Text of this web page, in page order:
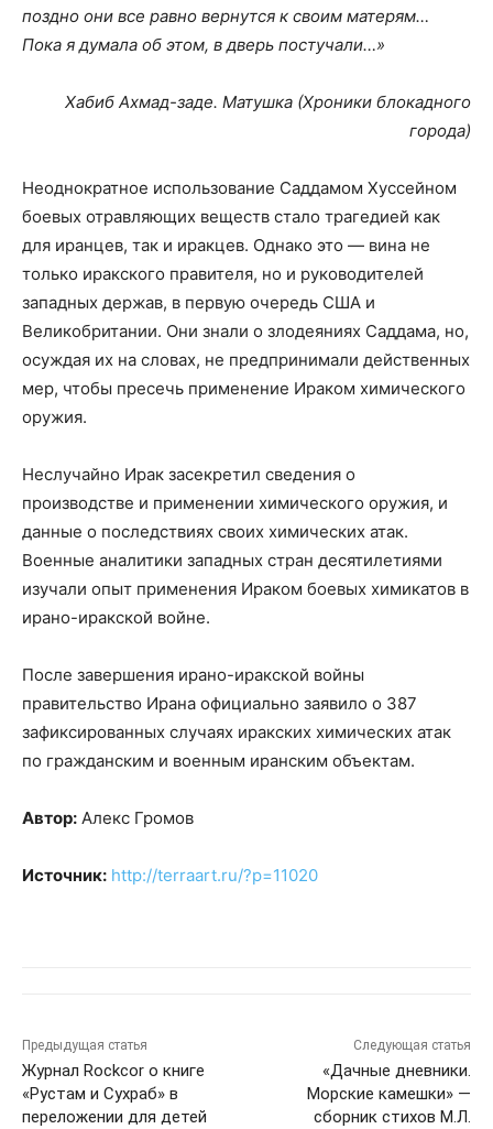
поздно они все равно вернутся к своим матерям…
Пока я думала об этом, в дверь постучали…»
Хабиб Ахмад-заде. Матушка (Хроники блокадного
города)
Неоднократное использование Саддамом Хуссейном
боевых отравляющих веществ стало трагедией как
для иранцев, так и иракцев. Однако это — вина не
только иракского правителя, но и руководителей
западных держав, в первую очередь США и
Великобритании. Они знали о злодеяниях Саддама, но,
осуждая их на словах, не предпринимали действенных
мер, чтобы пресечь применение Ираком химического
оружия.
Неслучайно Ирак засекретил сведения о
производстве и применении химического оружия, и
данные о последствиях своих химических атак.
Военные аналитики западных стран десятилетиями
изучали опыт применения Ираком боевых химикатов в
ирано-иракской войне.
После завершения ирано-иракской войны
правительство Ирана официально заявило о 387
зафиксированных случаях иракских химических атак
по гражданским и военным иранским объектам.
Автор: Алекс Громов
Источник: http://terraart.ru/?p=11020
Предыдущая статья
Журнал Rockcor о книге
«Рустам и Сухраб» в
переложении для детей
Следующая статья
«Дачные дневники.
Морские камешки» —
сборник стихов М.Л.